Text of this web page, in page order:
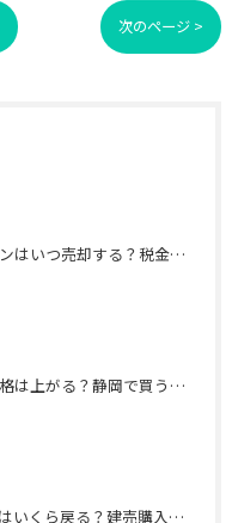
次のページ >
相続したマンションはいつ売却する？税金で差が出る時期
インフレで住宅価格は上がる？静岡で買う前に知る盲点
住宅ローンで税金はいくら戻る？建売購入前の盲点